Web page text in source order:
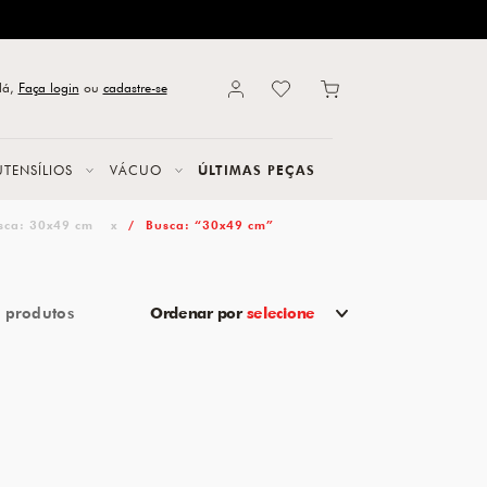
Faça login ou cadastre-se
VÁCUO ÚLTIMAS PEÇAS
30x49 cm x Busca: “30x49 cm”
Ordenar por selecione